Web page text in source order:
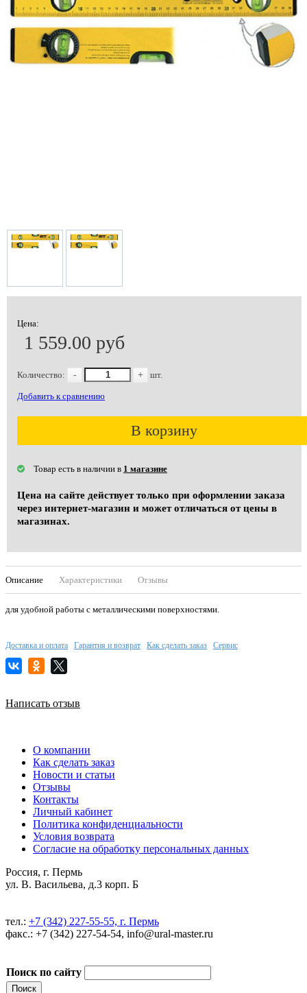
Цена:
1 559.00 руб
Количество: - + шт.
Добавить к сравнению
В корзину
Товар есть в наличии в 1 магазине
Цена на сайте действует только при оформлении заказа
через интернет-магазин и может отличаться от цены в
магазинах.
Описание Характеристики Отзывы
для удобной работы с металлическими поверхностями.
Доставка и оплата Гарантия и возврат Как сделать заказ Сервис
Написать отзыв
О компании
Как сделать заказ
Новости и статьи
Отзывы
Контакты
Личный кабинет
Политика конфиденциальности
Условия возврата
Согласие на обработку персональных данных
Россия, г. Пермь
ул. В. Васильева, д.3 корп. Б
тел.: +7 (342) 227-55-55, г. Пермь
факс.: +7 (342) 227-54-54, info@ural-master.ru
Поиск по сайту